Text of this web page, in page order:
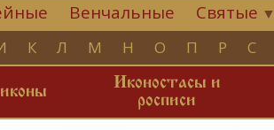
Венчальные Святые ▼
К Л М Н О П Р С
Иконостасы и
росписи